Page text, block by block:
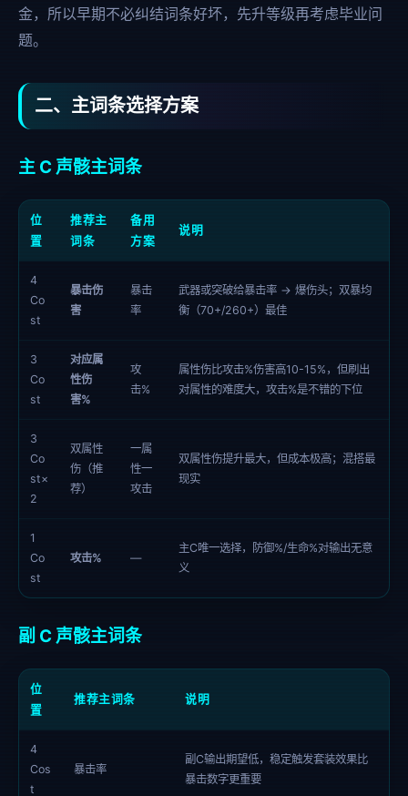
金，所以早期不必纠结词条好坏，先升等级再考虑毕业问
题。
二、主词条选择方案
主 C 声骸主词条
位
置
推荐主
词条
备用
方案
说明
4
Co
st
暴击伤
害
暴击
率
武器或突破给暴击率 → 爆伤头；双暴均
衡（70+/260+）最佳
3
Co
st
对应属
性伤
害%
攻
击%
属性伤比攻击%伤害高10-15%，但刷出
对属性的难度大，攻击%是不错的下位
3
Co
st×
2
双属性
伤（推
荐）
一属
性一
攻击
双属性伤提升最大，但成本极高；混搭最
现实
1
Co
st
攻击% —
主C唯一选择，防御%/生命%对输出无意
义
副 C 声骸主词条
位
置
推荐主词条 说明
4
Cos
t
暴击率
副C输出期望低，稳定触发套装效果比
暴击数字更重要